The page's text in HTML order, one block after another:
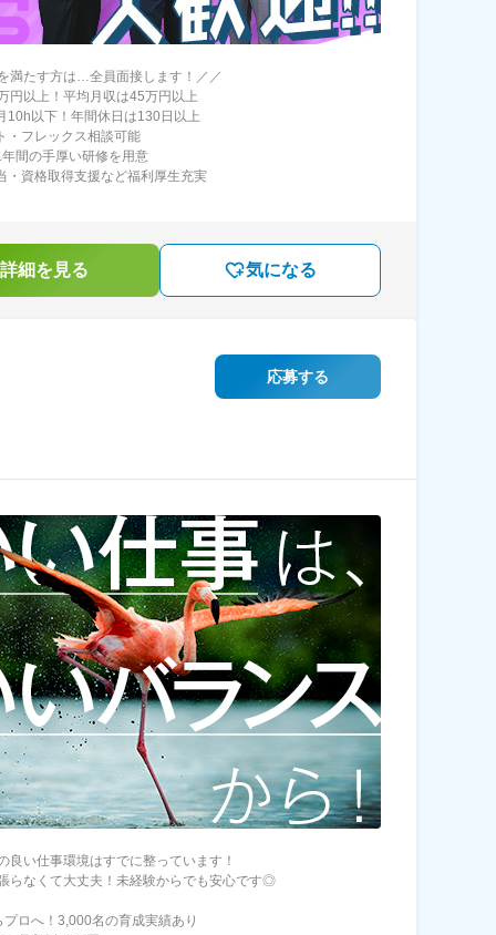
満たす方は…全員面接します！／／
円以上！平均月収は45万円以上
10h以下！年間休日は130日以上
・フレックス相談可能
間の手厚い研修を用意
・資格取得支援など福利厚生充実
細を見る 気になる
応募する
良い仕事環境はすでに整っています！
らなくて大丈夫！未経験からでも安心です◎
プロへ！3,000名の育成実績あり